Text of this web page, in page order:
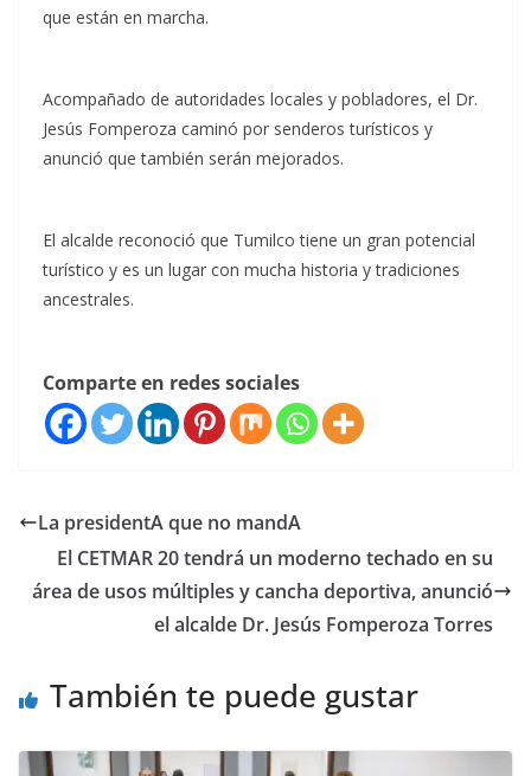
que están en marcha.
Acompañado de autoridades locales y pobladores, el Dr.
Jesús Fomperoza caminó por senderos turísticos y
anunció que también serán mejorados.
El alcalde reconoció que Tumilco tiene un gran potencial
turístico y es un lugar con mucha historia y tradiciones
ancestrales.
Comparte en redes sociales
La presidentA que no mandA
El CETMAR 20 tendrá un moderno techado en su
área de usos múltiples y cancha deportiva, anunció
el alcalde Dr. Jesús Fomperoza Torres
También te puede gustar